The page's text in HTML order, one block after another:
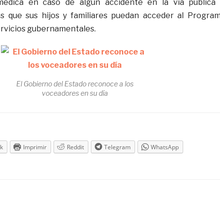
en caso de algún accidente en la vía pública
que sus hijos y familiares puedan acceder al
gubernamentales.
El Gobierno del Estado reconoce a los
voceadores en su día
Imprimir Reddit Telegram WhatsApp